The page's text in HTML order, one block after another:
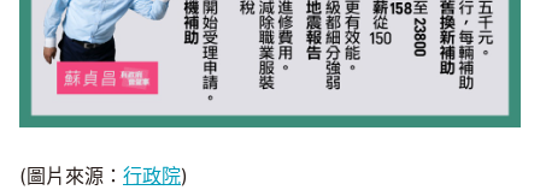
(圖片來源： 行政院)